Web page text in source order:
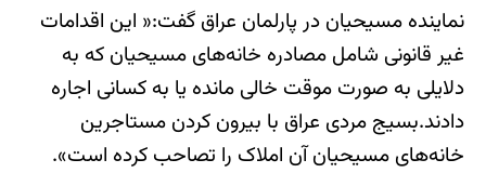
نماینده مسیحیان در پارلمان عراق گفت:« این اقدامات
غیر قانونی شامل مصادره خانه‌های مسیحیان که به
دلایلی به صورت موقت خالی مانده یا به کسانی اجاره
دادند.بسیج مردی عراق با بیرون کردن مستاجرین
خانه‌های مسیحیان آن املاک را تصاحب کرده است».